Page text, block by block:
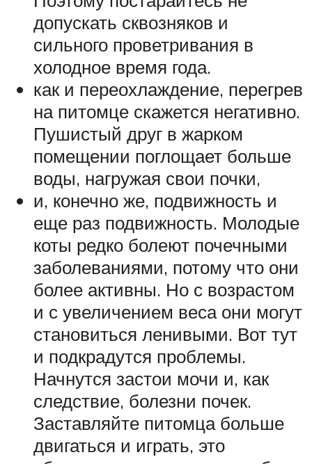
допускать сквозняков и
сильного проветривания в
холодное время года.
как и переохлаждение, перегрев
на питомце скажется негативно.
Пушистый друг в жарком
помещении поглощает больше
воды, нагружая свои почки,
и, конечно же, подвижность и
еще раз подвижность. Молодые
коты редко болеют почечными
заболеваниями, потому что они
более активны. Но с возрастом
и с увеличением веса они могут
становиться ленивыми. Вот тут
и подкрадутся проблемы.
Начнутся застои мочи и, как
следствие, болезни почек.
Заставляйте питомца больше
двигаться и играть, это